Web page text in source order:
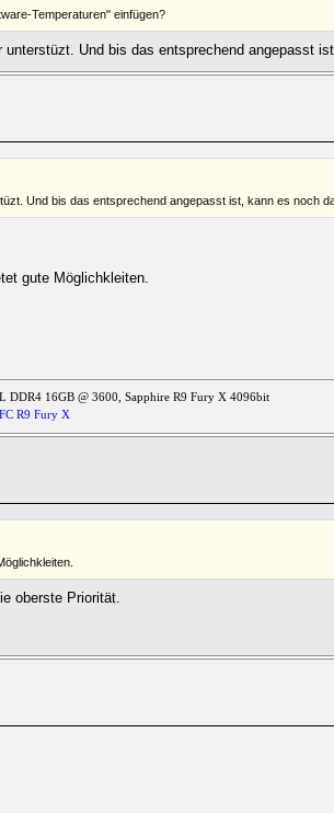
Temperaturen" einfügen?
Und bis das entsprechend angepasst
Und bis das entsprechend angepasst ist, kann es noch
gute Möglichkleiten.
DDR4 16GB @ 3600, Sapphire R9 Fury X 4096bit
R9 Fury X
oberste Priorität.